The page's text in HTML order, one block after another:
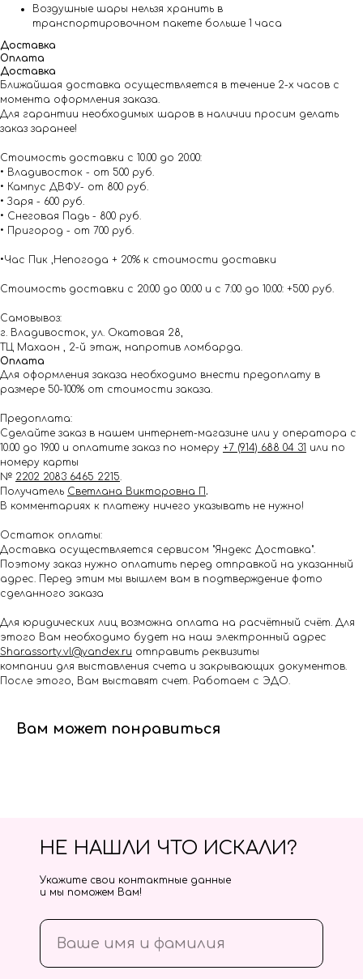
Воздушные шары нельзя хранить в
транспортировочном пакете больше 1 часа
Доставка
Оплата
Доставка
Ближайшая доставка осуществляется в течение 2-х часов с
момента оформления заказа.
Для гарантии необходимых шаров в наличии просим делать
заказ заранее!
Стоимость доставки с 10.00 до 20:00:
• Владивосток - от 500 руб.
• Кампус ДВФУ- от 800 руб.
• Заря - 600 руб.
• Снеговая Падь - 800 руб.
• Пригород - от 700 руб.
•Час Пик ,Непогода + 20% к стоимости доставки
Стоимость доставки с 20:00 до 00:00 и с 7:00 до 10:00: +500 руб.
Самовывоз:
г. Владивосток, ул. Окатовая 28,
ТЦ Махаон , 2-й этаж, напротив ломбарда.
Оплата
Для оформления заказа необходимо внести предоплату в
размере 50-100% от стоимости заказа.
Предоплата:
Сделайте заказ в нашем интернет-магазине или у оператора с
10.00 до 19.00 и оплатите заказ по номеру +7 (914) 688 04 31 или по
номеру карты
№ 2202 2083 6465 2215.
Получатель Светлана Викторовна П .
В комментариях к платежу ничего указывать не нужно!
Остаток оплаты:
Доставка осуществляется сервисом "Яндекс Доставка".
Поэтому заказ нужно оплатить перед отправкой на указанный
адрес. Перед этим мы вышлем вам в подтверждение фото
сделанного заказа
Для юридических лиц возможна оплата на расчётный счёт. Для
этого Вам необходимо будет на наш электронный адрес
Shar.assorty.vl@yandex.ru отправить реквизиты
компании для выставления счета и закрывающих документов.
После этого, Вам выставят счет. Работаем с ЭДО.
Вам может понравиться
НЕ НАШЛИ ЧТО ИСКАЛИ?
Укажите свои контактные данные
и мы поможем Вам!